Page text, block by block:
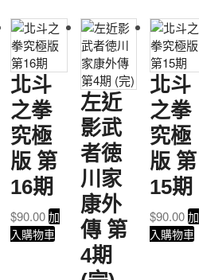
北斗
之拳
究極
版 第
16期
$90.00 加
入購物車
左近
影武
者徳
川家
康外
傳 第
4期
北斗
之拳
究極
版 第
15期
$90.00 加
入購物車